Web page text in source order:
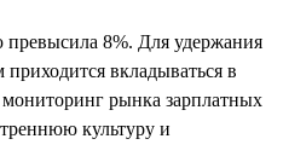
8%. Для удержания
вкладываться в
рынка зарплатных
культуру и